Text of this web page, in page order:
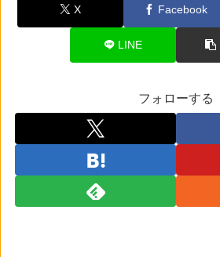
X Facebook
LINE
フォローする